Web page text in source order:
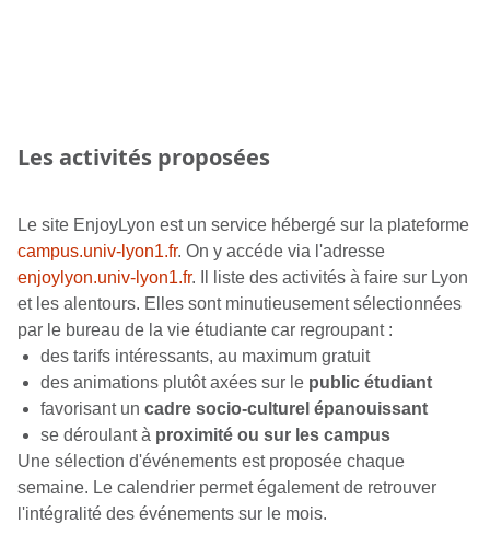
Les activités proposées
Le site EnjoyLyon est un service hébergé sur la plateforme
campus.univ-lyon1.fr. On y accéde via l'adresse
enjoylyon.univ-lyon1.fr. Il liste des activités à faire sur Lyon
et les alentours. Elles sont minutieusement sélectionnées
par le bureau de la vie étudiante car regroupant :
des tarifs intéressants, au maximum gratuit
des animations plutôt axées sur le public étudiant
favorisant un cadre socio-culturel épanouissant
se déroulant à proximité ou sur les campus
Une sélection d'événements est proposée chaque
semaine. Le calendrier permet également de retrouver
l'intégralité des événements sur le mois.